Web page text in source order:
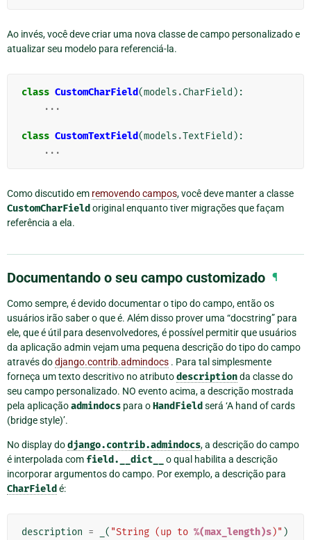
Ao invés, você deve criar uma nova classe de campo personalizado e
atualizar seu modelo para referenciá-la.
class CustomCharField(models .CharField ):
...
class CustomTextField(models .TextField ):
...
Como discutido em removendo campos, você deve manter a classe
CustomCharFieldoriginal enquanto tiver migrações que façam
referência a ela.
Documentando o seu campo customizado ¶
Como sempre, é devido documentar o tipo do campo, então os
usuários irão saber o que é. Além disso prover uma “docstring” para
ele, que é útil para desenvolvedores, é possível permitir que usuários
da aplicação admin vejam uma pequena descrição do tipo do campo
através dodjango.contrib.admindocs . Para tal simplesmente
forneça um texto descritivo no atributodescriptionda classe do
seu campo personalizado. NO evento acima, a descrição mostrada
pela aplicaçãoadmindocs para oHandFieldserá ‘A hand of cards
(bridge style)’.
No display dodjango.contrib.admindocs, a descrição do campo
é interpolada com field.__dict__
o qual habilita a descrição
incorporar argumentos do campo. Por exemplo, a descrição para
CharFieldé:
description = ( "String (up to %(max_length)s)" )